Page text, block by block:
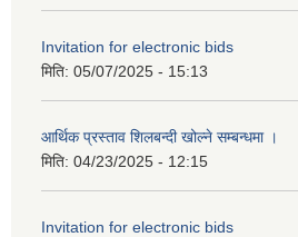
Invitation for electronic bids
मिति: 05/07/2025 - 15:13
आर्थिक प्रस्ताव शिलबन्दी खोल्ने सम्बन्धमा ।
मिति: 04/23/2025 - 12:15
Invitation for electronic bids